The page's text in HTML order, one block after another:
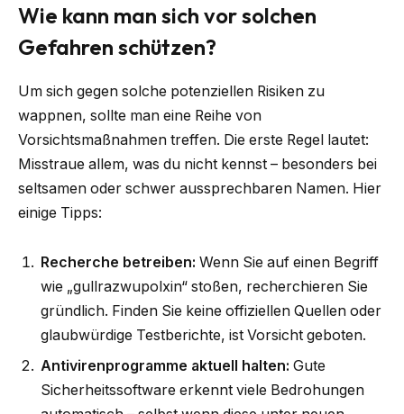
Wie kann man sich vor solchen
Gefahren schützen?
Um sich gegen solche potenziellen Risiken zu
wappnen, sollte man eine Reihe von
Vorsichtsmaßnahmen treffen. Die erste Regel lautet:
Misstraue allem, was du nicht kennst – besonders bei
seltsamen oder schwer aussprechbaren Namen. Hier
einige Tipps:
Recherche betreiben: Wenn Sie auf einen Begriff
wie „gullrazwupolxin“ stoßen, recherchieren Sie
gründlich. Finden Sie keine offiziellen Quellen oder
glaubwürdige Testberichte, ist Vorsicht geboten.
Antivirenprogramme aktuell halten: Gute
Sicherheitssoftware erkennt viele Bedrohungen